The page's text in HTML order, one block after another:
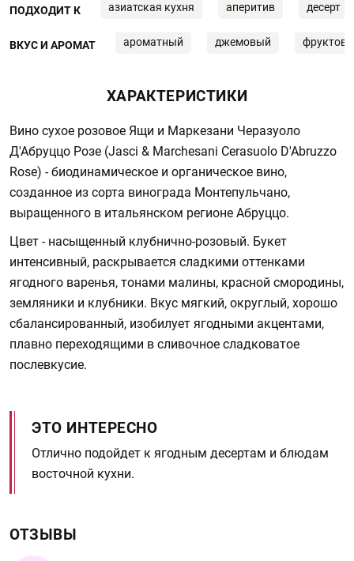
ПОДХОДИТ К азиатская кухня аперитив десерт
ВКУС И АРОМАТ ароматный джемовый
ХАРАКТЕРИСТИКИ
Вино сухое розовое Ящи и Маркезани Черазуоло
Д'Абруццо Розе (Jasci & Marchesani Cerasuolo D'Abruzzo
Rose) - биодинамическое и органическое вино,
созданное из сорта винограда Монтепульчано,
выращенного в итальянском регионе Абруццо.
Цвет - насыщенный клубнично-розовый. Букет
интенсивный, раскрывается сладкими оттенками
ягодного варенья, тонами малины, красной смородины,
земляники и клубники. Вкус мягкий, округлый, хорошо
сбалансированный, изобилует ягодными акцентами,
плавно переходящими в сливочное сладковатое
послевкусие.
ЭТО ИНТЕРЕСНО
Отлично подойдет к ягодным десертам и блюдам
восточной кухни.
ОТЗЫВЫ